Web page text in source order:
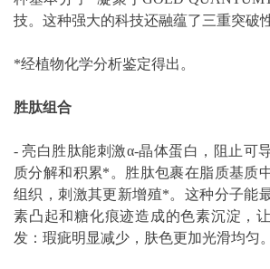
技。这种强大的科技还融蕴了三重突破
*经植物化学分析鉴定得出。
胜肽组合
- 亮白胜肽能刺激α-晶体蛋白，阻止可
质分解和积累*。胜肽包裹在脂质基质
组织，刺激其更新增殖*。这种分子能
素凸起和糖化痕迹造成的色素沉淀，
发：瑕疵明显减少，肤色更加光滑均匀。